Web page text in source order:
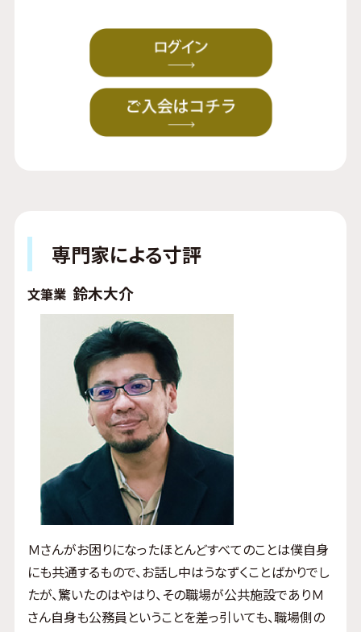
専門家による寸評
文筆業 鈴木大介
Ｍさんがお困りになったほとんどすべてのことは僕自身
にも共通するもので、お話し中はうなずくことばかりでし
たが、驚いたのはやはり、その職場が公共施設でありＭ
さん自身も公務員ということを差っ引いても、職場側の